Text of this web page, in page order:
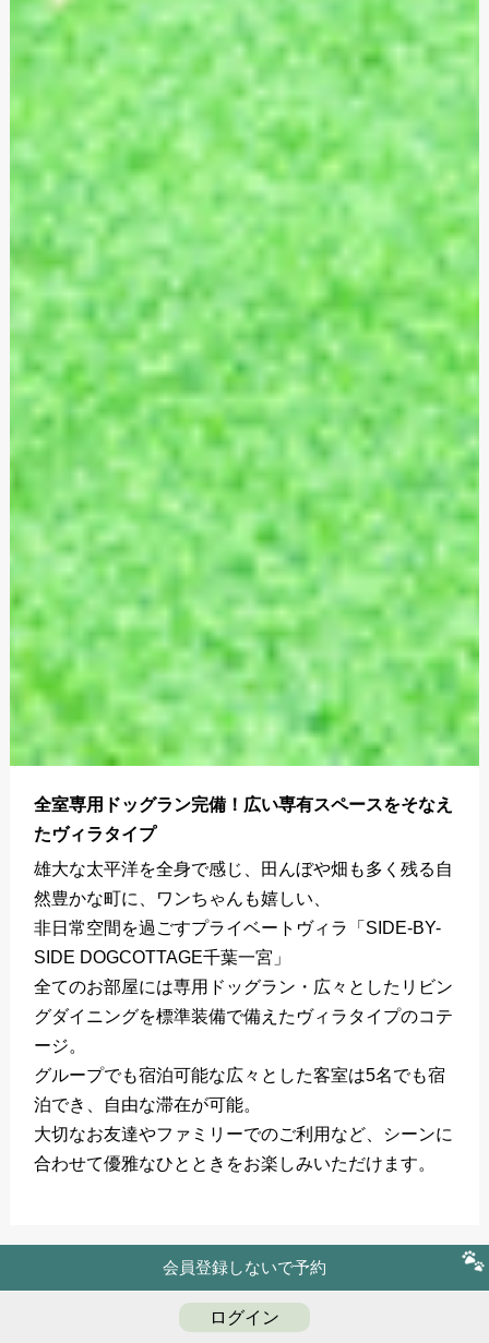
全室専用ドッグラン完備！広い専有スペースをそなえ
たヴィラタイプ
雄大な太平洋を全身で感じ、田んぼや畑も多く残る自
然豊かな町に、ワンちゃんも嬉しい、
非日常空間を過ごすプライベートヴィラ「SIDE-BY-
SIDE DOGCOTTAGE千葉一宮」
全てのお部屋には専用ドッグラン・広々としたリビン
グダイニングを標準装備で備えたヴィラタイプのコテ
ージ。
グループでも宿泊可能な広々とした客室は5名でも宿
泊でき、自由な滞在が可能。
大切なお友達やファミリーでのご利用など、シーンに
合わせて優雅なひとときをお楽しみいただけます。
会員登録しないで予約
ログイン